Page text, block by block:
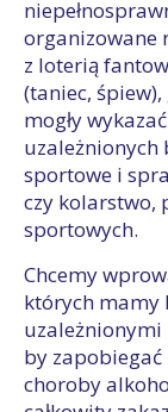
organizowane
z loterią
(taniec,
mogły
sportowe i
czy kolarstwo,
sportowych.
Chcemy
których mamy
by
choroby